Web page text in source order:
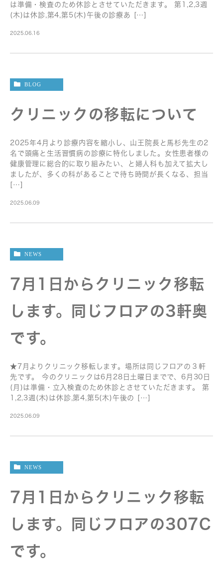
は準備・検査のため休診とさせていただきます。 第1,2,3週
(木)は休診,第4,第5(木)午後の診療あ […]
2025.06.16
BLOG
クリニックの移転について
2025年4月より診療内容を縮小し、山王院長と馬杉先生の2
名で頭痛と生活習慣病の診療に特化しました。女性患者様の
健康管理に総合的に取り組みたい、と婦人科も加えて拡大し
ましたが、多くの科があることで待ち時間が長くなる、担当
[…]
2025.06.09
NEWS
7月1日からクリニック移転
します。同じフロアの3軒奥
です。
★7月よりクリニック移転します。場所は同じフロアの３軒
先です。 今のクリニックは6月28日土曜日までで、6月30日
(月)は準備・立入検査のため休診とさせていただきます。 第
1,2,3週(木)は休診,第4,第5(木)午後の […]
2025.06.09
NEWS
7月1日からクリニック移転
します。同じフロアの307C
です。